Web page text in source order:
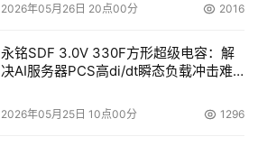
2026年05月26日 20点00分 2016
永铭SDF 3.0V 330F方形超级电容：解
决AI服务器PCS高di/dt瞬态负载冲击难
2026年05月25日 10点00分 1296